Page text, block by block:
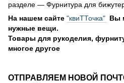
разделе ― Фурнитура для
На нашем сайте "квиТТочка" Вы
нужные вещи.
Товары для рукоделия,
многое другое
ОТПРАВЛЯЕМ НОВОЙ